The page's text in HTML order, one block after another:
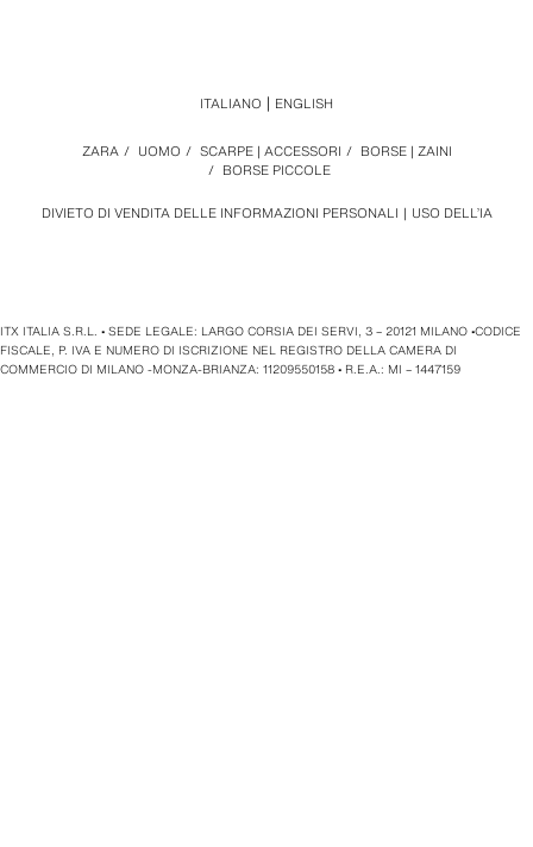
DIVIETO DI VENDITA DELLE INFORMAZIONI PERSONALI USO DELL’IA
ZARA / UOMO / SCARPE | ACCESSORI / BORSE | ZAINI
/ BORSE PICCOLE
ITALIANO ENGLISH
ITX ITALIA S.R.L. • SEDE LEGALE: LARGO CORSIA DEI SERVI, 3 – 20121 MILANO •CODICE
FISCALE, P. IVA E NUMERO DI ISCRIZIONE NEL REGISTRO DELLA CAMERA DI
COMMERCIO DI MILANO -MONZA-BRIANZA: 11209550158 • R.E.A.: MI – 1447159